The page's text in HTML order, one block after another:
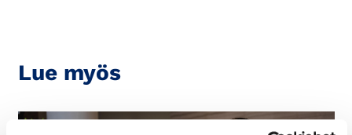
Lue myös